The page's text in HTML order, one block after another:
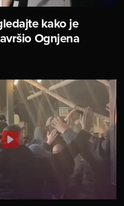
kako je
Ognjena